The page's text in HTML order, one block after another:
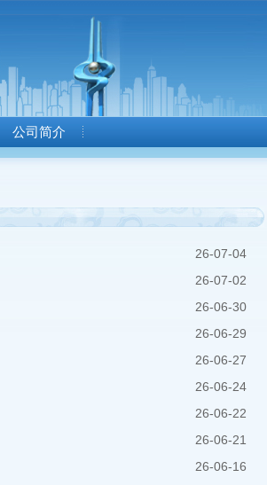
公司简介
26-07-04
26-07-02
26-06-30
26-06-29
26-06-27
26-06-24
26-06-22
26-06-21
26-06-16